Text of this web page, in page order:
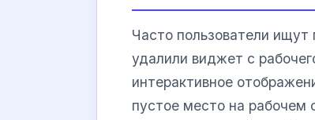
Часто пользователи ищут
удалили виджет с
интерактивное
пустое место на рабочем